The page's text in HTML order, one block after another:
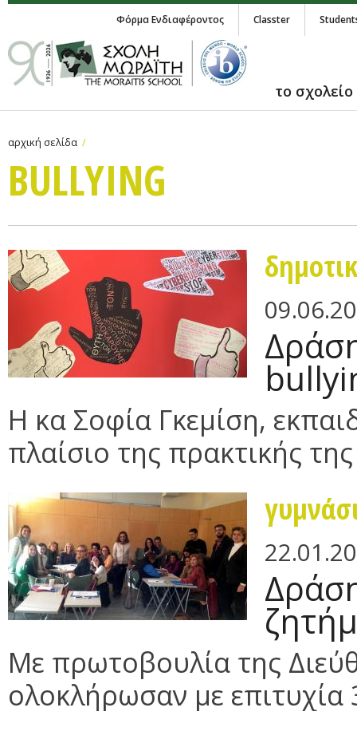
Φόρμα Ενδιαφέροντος Classter
το σχολείο
αρχική σελίδα
BULLYING
Η κα Σοφία Γκεμίση,
πλαίσιο της πρακτικής
Με πρωτοβουλία της
ολοκλήρωσαν με